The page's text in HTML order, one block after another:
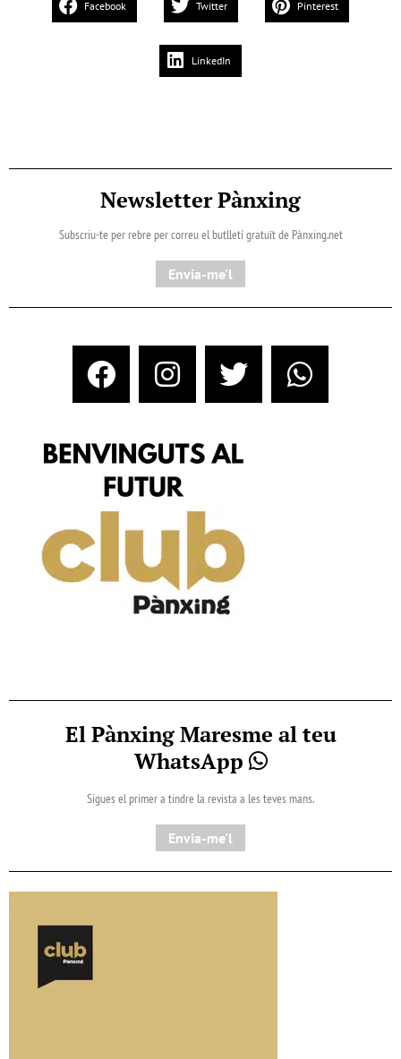
Facebook Twitter Pinterest
LinkedIn
Newsletter Pànxing
Subscriu-te per rebre per correu el butlletí gratuït de Pànxing.net​
Envia-me'l
El Pànxing Maresme al teu
WhatsApp
Sigues el primer a tindre la revista a les teves mans.
Envia-me'l